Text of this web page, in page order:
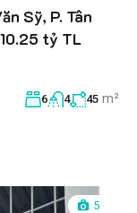
Sỹ, P. Tân
tỷ TL
6 4 45 m²
5